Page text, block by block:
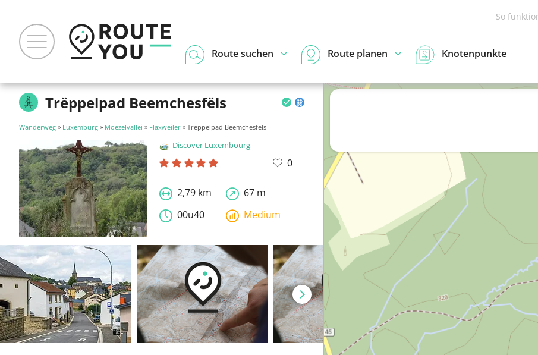
So
Route suchen Route planen Knotenpunkte
Trëppelpad Beemchesfëls
Wanderweg » Luxemburg » Moezelvallei » Flaxweiler » Trëppelpad Beemchesfëls
Discover Luxembourg
0
2,79 km
67 m
00u40
Medium